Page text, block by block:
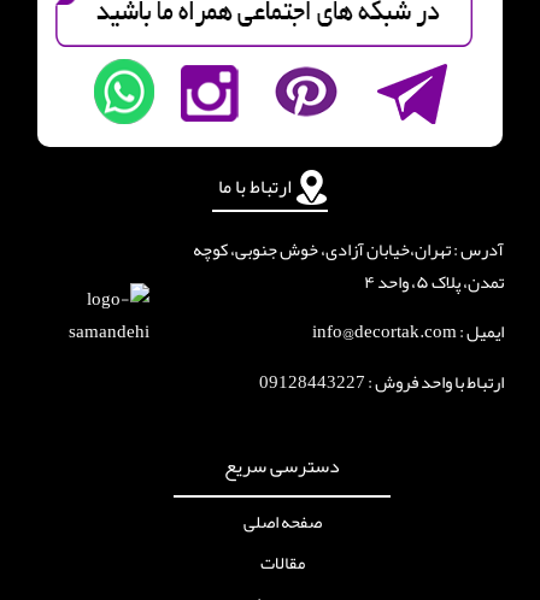
دسترسی سریع
صفحه اصلی
مقالات
ارتباط با ما
آدرس : تهران،خیابان آزادی، خوش جنوبی، کوچه
تمدن، پلاک ۵، واحد ۴
ایمیل : info@decortak.com
ارتباط با واحد فروش :09128443227